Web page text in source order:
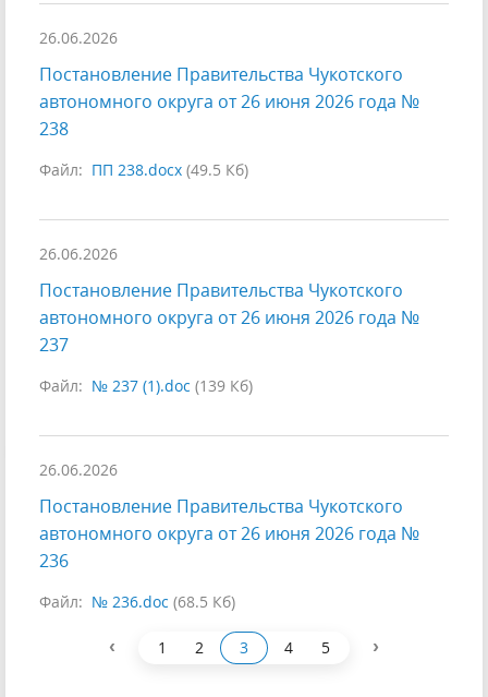
26.06.2026
Постановление Правительства Чукотского
автономного округа от 26 июня 2026 года №
238
Файл: ПП 238.docx (49.5 Кб)
26.06.2026
Постановление Правительства Чукотского
автономного округа от 26 июня 2026 года №
237
Файл: № 237 (1).doc (139 Кб)
26.06.2026
Постановление Правительства Чукотского
автономного округа от 26 июня 2026 года №
236
Файл: № 236.doc (68.5 Кб)
‹ 1 2 3 4 5 ›